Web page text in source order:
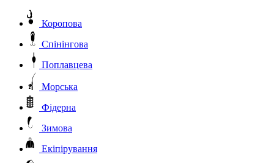
Коропова
Спінінгова
Поплавцева
Морська
Фідерна
Зимова
Екіпірування